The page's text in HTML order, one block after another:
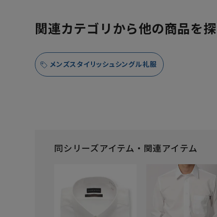
関連カテゴリから他の商品を
メンズスタイリッシュシングル礼服
同シリーズアイテム・関連アイテム